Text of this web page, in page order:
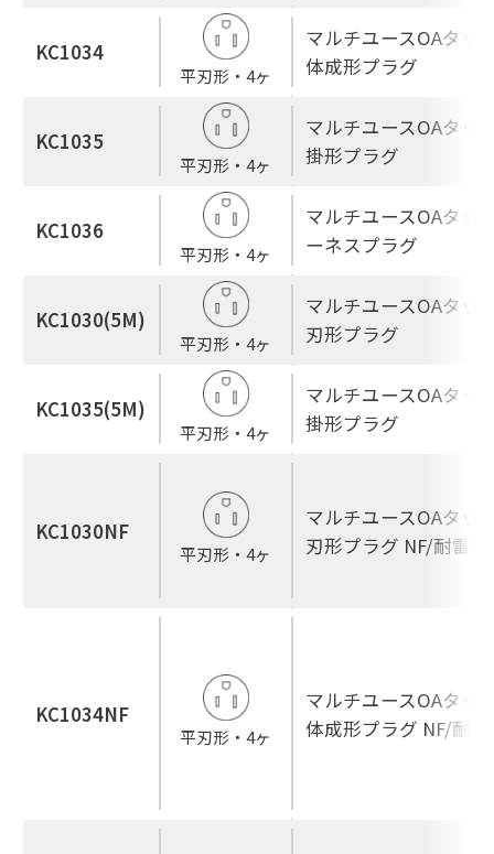
KC1034
平刃形・4ヶ
マルチユースOAタッ
体成形プラグ
KC1035
平刃形・4ヶ
マルチユースOAタッ
掛形プラグ
KC1036
平刃形・4ヶ
マルチユースOAタッ
ーネスプラグ
KC1030(5M)
平刃形・4ヶ
マルチユースOAタッ
刃形プラグ
KC1035(5M)
平刃形・4ヶ
マルチユースOAタッ
掛形プラグ
KC1030NF
平刃形・4ヶ
マルチユースOAタッ
刃形プラグ NF/耐雷
KC1034NF
平刃形・4ヶ
マルチユースOAタッ
体成形プラグ NF/耐